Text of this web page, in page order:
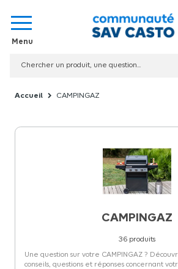
CAMPINGAZ
CAMPINGAZ
36 produits
Une question sur votre CAMPINGAZ ?
conseils, questions et réponses concernant